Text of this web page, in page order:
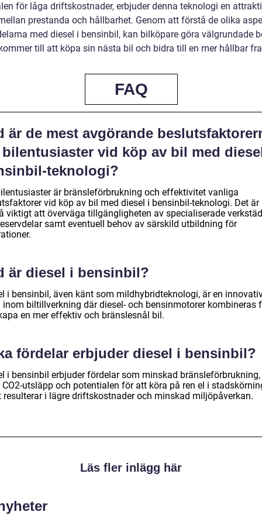
för låga driftskostnader, erbjuder denna teknologi en
prestanda och hållbarhet. Genom att förstå de olika
med diesel i bensinbil, kan bilköpare göra välgrundade
till att köpa sin nästa bil och bidra till en mer hållbar
FAQ
är de mest avgörande
vid köp av bil med
teknologi?
är bränsleförbrukning och effektivitet vanliga
vid köp av bil med diesel i bensinbil-teknologi. Det är
viktigt att överväga tillgängligheten av specialiserade
samt eventuell behov av särskild utbildning för
är diesel i bensinbil?
i bensinbil, även känt som mildhybridteknologi, är en
inom biltillverkning där diesel- och bensinmotorer kombineras
en mer effektiv och bränslesnål bil.
fördelar erbjuder diesel i bensinbil?
i bensinbil erbjuder fördelar som minskad bränsleförbrukning,
CO2-utsläpp och potentialen för att köra på ren el i
resulterar i lägre driftskostnader och minskad miljöpåverkan.
Läs fler inlägg här